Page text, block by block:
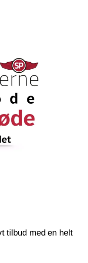
tilbud med en helt